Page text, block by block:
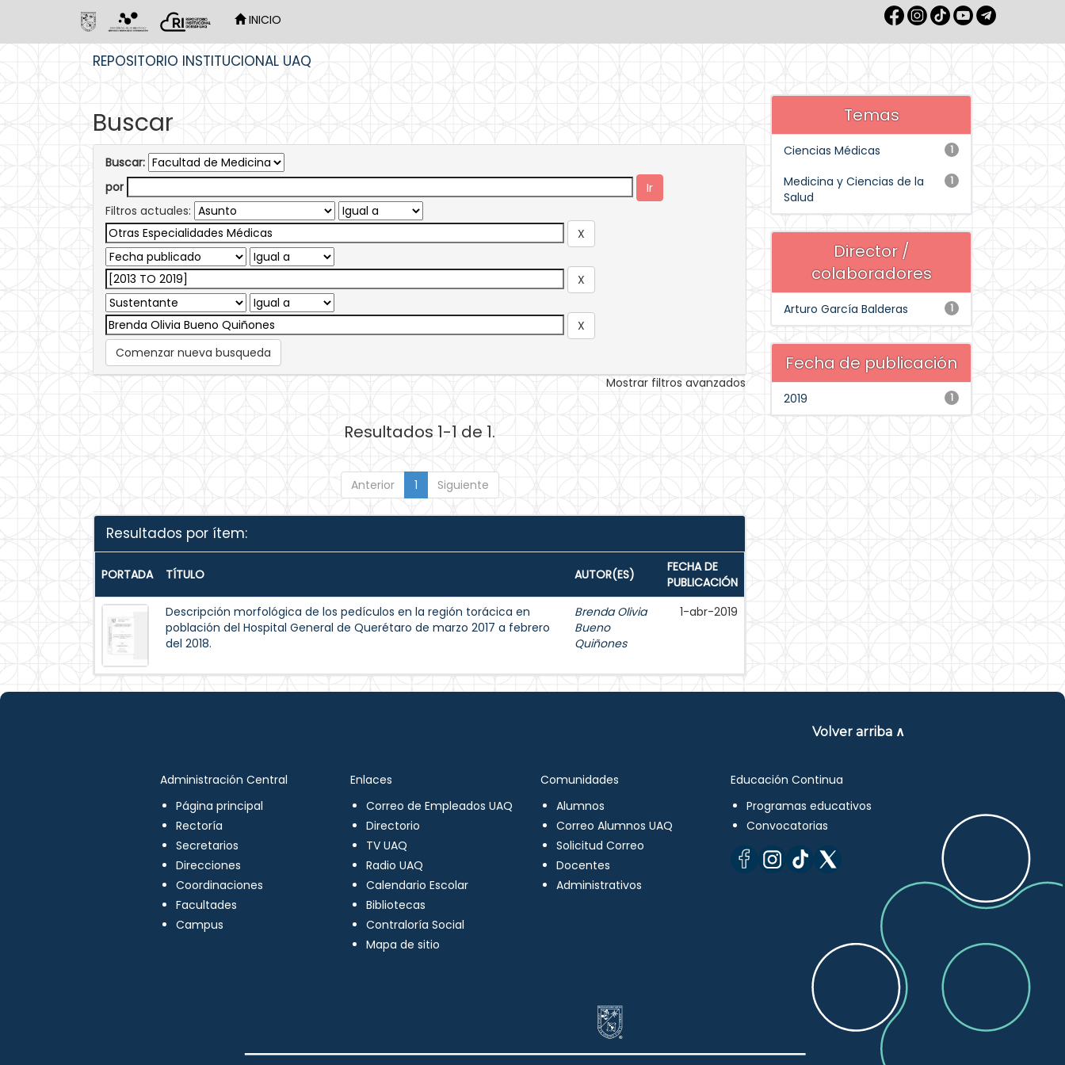
INICIO
REPOSITORIO INSTITUCIONAL UAQ
Buscar
Buscar:
por
Filtros actuales:
Comenzar nueva busqueda
Mostrar filtros avanzados
Resultados 1-1 de 1.
Anterior 1 Siguiente
Resultados por ítem:
PORTADA TÍTULO AUTOR(ES)
FECHA DE
PUBLICACIÓN
Descripción morfológica de los pedículos en la región torácica en
población del Hospital General de Querétaro de marzo 2017 a febrero
del 2018.
Brenda Olivia
Bueno
Quiñones
1-abr-2019
Temas
1
Ciencias Médicas
1
Medicina y Ciencias de la
Salud
Director /
colaboradores
1
Arturo García Balderas
Fecha de publicación
1
2019
Volver arriba ∧
Administración Central
Página principal
Rectoría
Secretarios
Direcciones
Coordinaciones
Facultades
Campus
Enlaces
Correo de Empleados UAQ
Directorio
TV UAQ
Radio UAQ
Calendario Escolar
Bibliotecas
Contraloría Social
Mapa de sitio
Comunidades
Alumnos
Correo Alumnos UAQ
Solicitud Correo
Docentes
Administrativos
Educación Continua
Programas educativos
Convocatorias